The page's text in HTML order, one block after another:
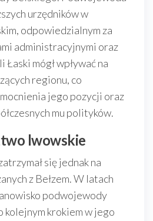
urzędników w
odpowiedzialnym za
administracyjnymi oraz
mógł wpływać na
regionu, co
jego pozycji oraz
mu polityków.
lwowskie
się jednak na
z Bełzem. W latach
podwojewody
kolejnym krokiem w jego